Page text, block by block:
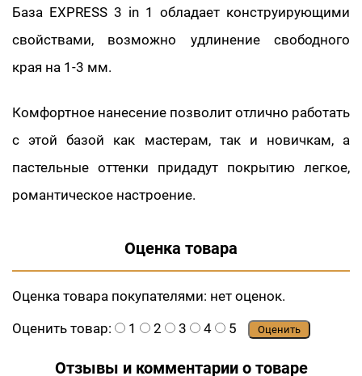
База EXPRESS 3 in 1 обладает конструирующими
свойствами, возможно удлинение свободного
края на 1-3 мм.
Комфортное нанесение позволит отлично работать
с этой базой как мастерам, так и новичкам, а
пастельные оттенки придадут покрытию легкое,
романтическое настроение.
Оценка товара
Оценка товара покупателями: нет оценок.
Оценить товар:
1 2 3 4 5 Оценить
Отзывы и комментарии о товаре